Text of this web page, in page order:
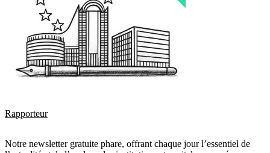
Rapporteur
Notre newsletter gratuite phare, offrant chaque jour l’essentiel de